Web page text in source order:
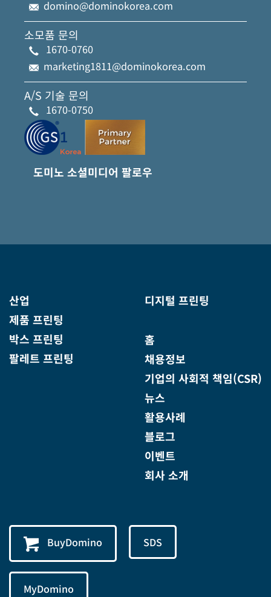
domino@dominokorea.com
소모품 문의
1670-0760
marketing1811@dominokorea.com
A/S 기술 문의
1670-0750
도미노 소셜미디어 팔로우
산업
제품 프린팅
박스 프린팅
팔레트 프린팅
디지털 프린팅
홈
채용정보
기업의 사회적 책임(CSR)
뉴스
활용사례
블로그
이벤트
회사 소개
BuyDomino SDS
MyDomino